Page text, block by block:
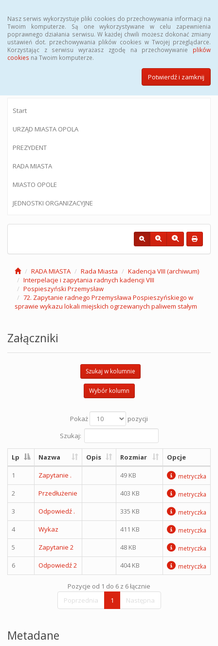
Nasz serwis wykorzystuje pliki cookies do przechowywania informacji na
Twoim komputerze. Są one wykorzystywane w celu zapewnienia
poprawnego działania serwisu. W każdej chwili możesz dokonać zmiany
ustawień dot. przechowywania plików cookies w Twojej przeglądarce.
Korzystając z serwisu wyrażasz zgodę na przechowywanie plików
cookies na Twoim komputerze.
Potwierdź i zamknij
BIULETYN INFORMACJI PUBLICZNEJ
Urzędu Miasta Opola
Start
URZĄD MIASTA OPOLA
PREZYDENT
RADA MIASTA
MIASTO OPOLE
JEDNOSTKI ORGANIZACYJNE
RADA MIASTA Rada Miasta
Kadencja VIII (archiwum)
Interpelacje i zapytania radnych kadencji VIII
Pospieszyński Przemysław
72. Zapytanie radnego Przemysława Pospieszyńskiego w
sprawie wykazu lokali miejskich ogrzewanych paliwem stałym
Załączniki
Szukaj w kolumnie
Wybór kolumn
Pokaż
pozycji
Szukaj:
Lp Nazwa Opis Rozmiar Opcje
1 Zapytanie . 49 KB metryczka
2 Przedłużenie 403 KB metryczka
3 Odpowiedź . 335 KB metryczka
4 Wykaz 411 KB metryczka
5 Zapytanie 2 48 KB metryczka
6 Odpowiedź 2 404 KB metryczka
Pozycje od 1 do 6 z 6 łącznie
Poprzednia
1 Następna
Metadane